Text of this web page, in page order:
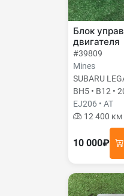
Блок
двигателя
#39809
Mines
SUBARU
BH5 • B12 •
EJ206 • AT
12 400 км
10 000₽